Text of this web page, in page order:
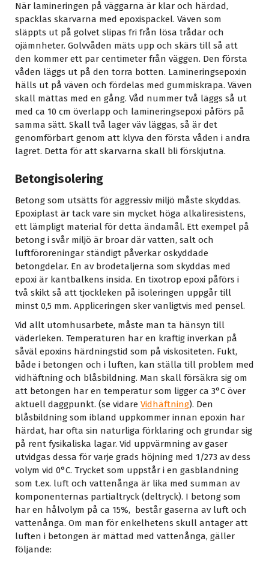
När lamineringen på väggarna är klar och härdad,
spacklas skarvarna med epoxispackel. Väven som
släppts ut på golvet slipas fri från lösa trådar och
ojämnheter. Golvvåden mäts upp och skärs till så att
den kommer ett par centimeter från väggen. Den första
våden läggs ut på den torra botten. Lamineringsepoxin
hälls ut på väven och fördelas med gummiskrapa. Väven
skall mättas med en gång. Våd nummer två läggs så ut
med ca 10 cm överlapp och lamineringsepoxi påförs på
samma sätt. Skall två lager väv läggas, så är det
genomförbart genom att klyva den första våden i andra
lagret. Detta för att skarvarna skall bli förskjutna.
Betongisolering
Betong som utsätts för aggressiv miljö måste skyddas.
Epoxiplast är tack vare sin mycket höga alkaliresistens,
ett lämpligt material för detta ändamål. Ett exempel på
betong i svår miljö är broar där vatten, salt och
luftföroreningar ständigt påverkar oskyddade
betongdelar. En av brodetaljerna som skyddas med
epoxi är kantbalkens insida. En tixotrop epoxi påförs i
två skikt så att tjockleken på isoleringen uppgår till
minst 0,5 mm. Appliceringen sker vanligtvis med pensel.
Vid allt utomhusarbete, måste man ta hänsyn till
väderleken. Temperaturen har en kraftig inverkan på
såväl epoxins härdningstid som på viskositeten. Fukt,
både i betongen och i luften, kan ställa till problem med
vidhäftning och blåsbildning. Man skall försäkra sig om
att betongen har en temperatur som ligger ca 3°C över
aktuell daggpunkt. (se vidare Vidhäftning). Den
blåsbildning som ibland uppkommer innan epoxin har
härdat, har ofta sin naturliga förklaring och grundar sig
på rent fysikaliska lagar. Vid uppvärmning av gaser
utvidgas dessa för varje grads höjning med 1/273 av dess
volym vid 0°C. Trycket som uppstår i en gasblandning
som t.ex. luft och vattenånga är lika med summan av
komponenternas partialtryck (deltryck). I betong som
har en hålvolym på ca 15%, består gaserna av luft och
vattenånga. Om man för enkelhetens skull antager att
luften i betongen är mättad med vattenånga, gäller
följande: